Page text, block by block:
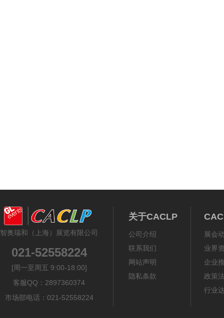
智奥瑞和（上海）展览有限公司
021-52558224
[周一至周五 9:00-18:00]
客服QQ：2897360374
市场部电话：021-52558224
关于CACLP
公司介绍
联系我们
网站声明
隐私条款
展会
业界
企业
政策
行业